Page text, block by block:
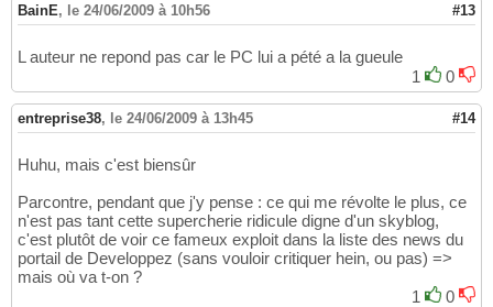
BainE, le 24/06/2009 à 10h56 #13
L auteur ne repond pas car le PC lui a pété a la gueule
1
0
entreprise38, le 24/06/2009 à 13h45 #14
Huhu, mais c'est biensûr
Parcontre, pendant que j'y pense : ce qui me révolte le plus, ce
n'est pas tant cette supercherie ridicule digne d'un skyblog,
c'est plutôt de voir ce fameux exploit dans la liste des news du
portail de Developpez (sans vouloir critiquer hein, ou pas) =>
mais où va t-on ?
1
0